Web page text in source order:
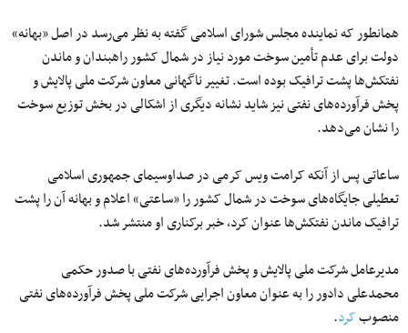
همانطور که نماینده مجلس شورای اسلامی گفته به نظر می‌رسد در اصل «بهانه»
دولت برای عدم تأمین سوخت مورد نیاز در شمال کشور راهبندان و ماندن
نفتکش‌ها پشت ترافیک بوده است. تغییر ناگهانی معاون شرکت ملی پالایش و
پخش فرآورده‌های نفتی نیز شاید نشانه دیگری از اشکالی در بخش توزیع سوخت
را نشان می‌دهد.
ساعاتی پس از آنکه کرامت ویس کرمی در صداوسیمای جمهوری اسلامی
تعطیلی جایگاه‌های سوخت در شمال کشور را «ساعتی» اعلام و بهانه آن را پشت
ترافیک ماندن نفتکش‌ها عنوان کرد، خبر برکناری او منتشر شد.
مدیرعامل شرکت ملی پالایش و پخش فرآورده‌های نفتی با صدور حکمی
محمدعلی دادور را به‌ عنوان معاون اجرایی شرکت ملی پخش فرآورده‌های نفتی
منصوبکرد.